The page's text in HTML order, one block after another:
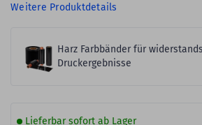
Weitere Produktdetails
Harz Farbbänder für
Druckergebnisse
Lieferbar sofort ab Lager